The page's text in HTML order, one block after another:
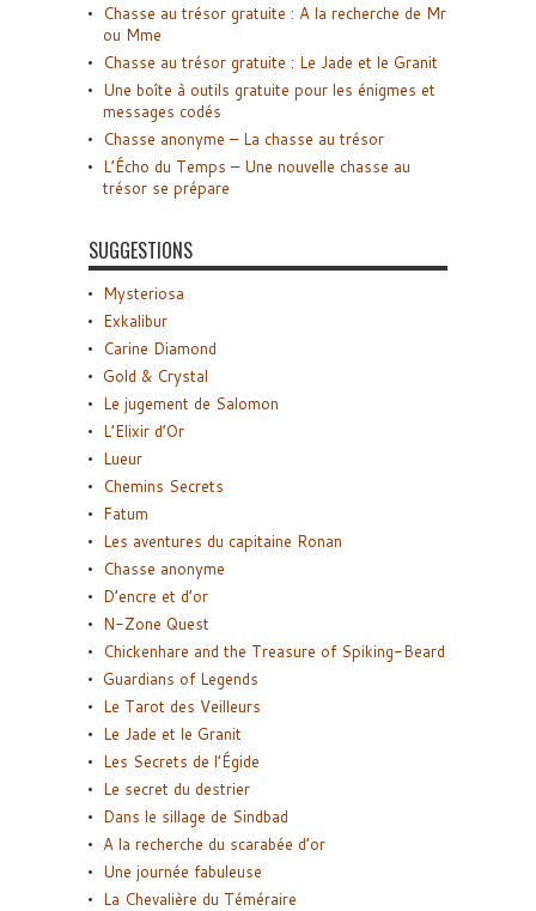
Chasse au trésor gratuite : A la recherche de Mr
ou Mme
Chasse au trésor gratuite : Le Jade et le Granit
Une boîte à outils gratuite pour les énigmes et
messages codés
Chasse anonyme – La chasse au trésor
L’Écho du Temps – Une nouvelle chasse au
trésor se prépare
SUGGESTIONS
Mysteriosa
Exkalibur
Carine Diamond
Gold & Crystal
Le jugement de Salomon
L’Elixir d’Or
Lueur
Chemins Secrets
Fatum
Les aventures du capitaine Ronan
Chasse anonyme
D’encre et d’or
N-Zone Quest
Chickenhare and the Treasure of Spiking-Beard
Guardians of Legends
Le Tarot des Veilleurs
Le Jade et le Granit
Les Secrets de l’Égide
Le secret du destrier
Dans le sillage de Sindbad
A la recherche du scarabée d’or
Une journée fabuleuse
La Chevalière du Téméraire